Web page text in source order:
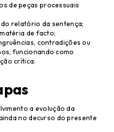
de peças processuais
relatório da sentença;
de facto;
contradições ou
funcionando como
crítica.
a evolução da
no decurso do presente